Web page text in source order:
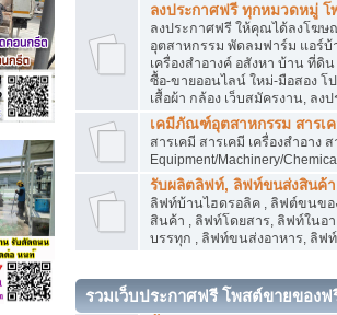
ลงประกาศฟรี ทุกหมวดหมู่
ลงประกาศฟรี ให้คุณได้ลงโฆ
อุตสาหกรรม พัดลมฟาร์ม แอร์บ้
เครื่องสำอางค์ อสังหา บ้าน ที่ดิ
ซื้อ-ขายออนไลน์ ใหม่-มือสอง โป
เสื้อผ้า กล้อง เว็บสมัครงาน, ล
เคมีภัณฑ์อุตสาหกรรม สารเ
สารเคมี สารเคมี เครื่องสำอาง
Equipment/Machinery/
รับผลิตลิฟท์, ลิฟท์ขนส่งสินค้า
ลิฟท์บ้านไฮดรอลิค , ลิฟต์ขนขอ
สินค้า , ลิฟท์โดยสาร, ลิฟท์ในอ
บรรทุก , ลิฟท์ขนส่งอาหาร, ลิฟ
รวมเว็บประกาศฟรี โพสต์ขายของฟ